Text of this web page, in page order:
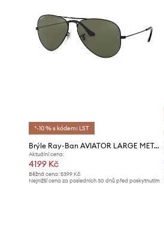
*-10 % s kódem: LST
Brýle Ray-Ban AVIATOR LARGE METAL
Aktuální cena:
4199 Kč
Běžná cena: 5399 Kč
Nejnižší cena za posledních 30 dnů před poskytnutím